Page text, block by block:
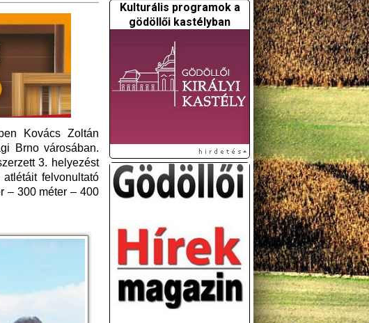
Kovács Zoltán
Brno városában.
3. helyezést
felvonultató
– 300 méter – 400
Kulturális programok a
gödöllői kastélyban